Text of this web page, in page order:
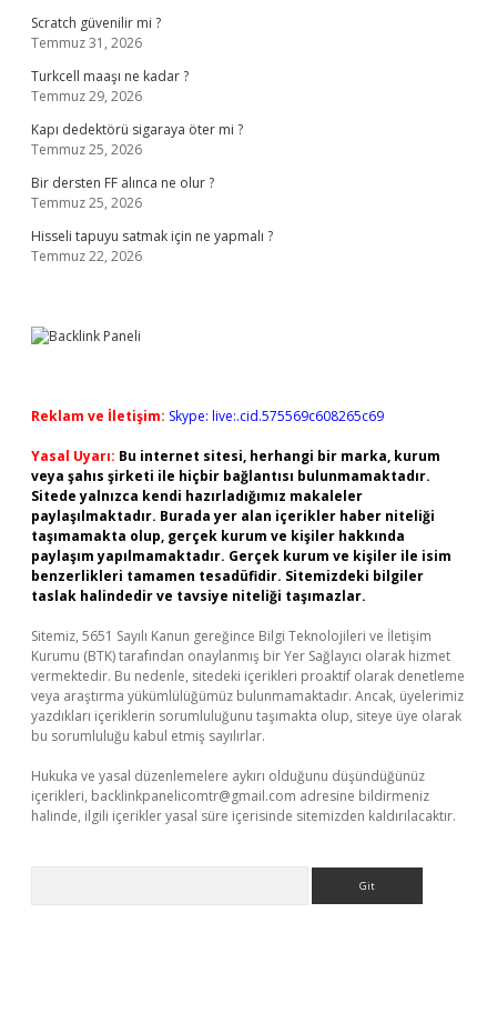
Scratch güvenilir mi ?
Temmuz 31, 2026
Turkcell maaşı ne kadar ?
Temmuz 29, 2026
Kapı dedektörü sigaraya öter mi ?
Temmuz 25, 2026
Bir dersten FF alınca ne olur ?
Temmuz 25, 2026
Hisseli tapuyu satmak için ne yapmalı ?
Temmuz 22, 2026
Reklam ve İletişim: Skype: live:.cid.575569c608265c69
Yasal Uyarı: Bu internet sitesi, herhangi bir marka, kurum
veya şahıs şirketi ile hiçbir bağlantısı bulunmamaktadır.
Sitede yalnızca kendi hazırladığımız makaleler
paylaşılmaktadır. Burada yer alan içerikler haber niteliği
taşımamakta olup, gerçek kurum ve kişiler hakkında
paylaşım yapılmamaktadır. Gerçek kurum ve kişiler ile isim
benzerlikleri tamamen tesadüfidir. Sitemizdeki bilgiler
taslak halindedir ve tavsiye niteliği taşımazlar.
Sitemiz, 5651 Sayılı Kanun gereğince Bilgi Teknolojileri ve İletişim
Kurumu (BTK) tarafından onaylanmış bir Yer Sağlayıcı olarak hizmet
vermektedir. Bu nedenle, sitedeki içerikleri proaktif olarak denetleme
veya araştırma yükümlülüğümüz bulunmamaktadır. Ancak, üyelerimiz
yazdıkları içeriklerin sorumluluğunu taşımakta olup, siteye üye olarak
bu sorumluluğu kabul etmiş sayılırlar.
Hukuka ve yasal düzenlemelere aykırı olduğunu düşündüğünüz
içerikleri, backlinkpanelicomtr@gmail.com adresine bildirmeniz
halinde, ilgili içerikler yasal süre içerisinde sitemizden kaldırılacaktır.